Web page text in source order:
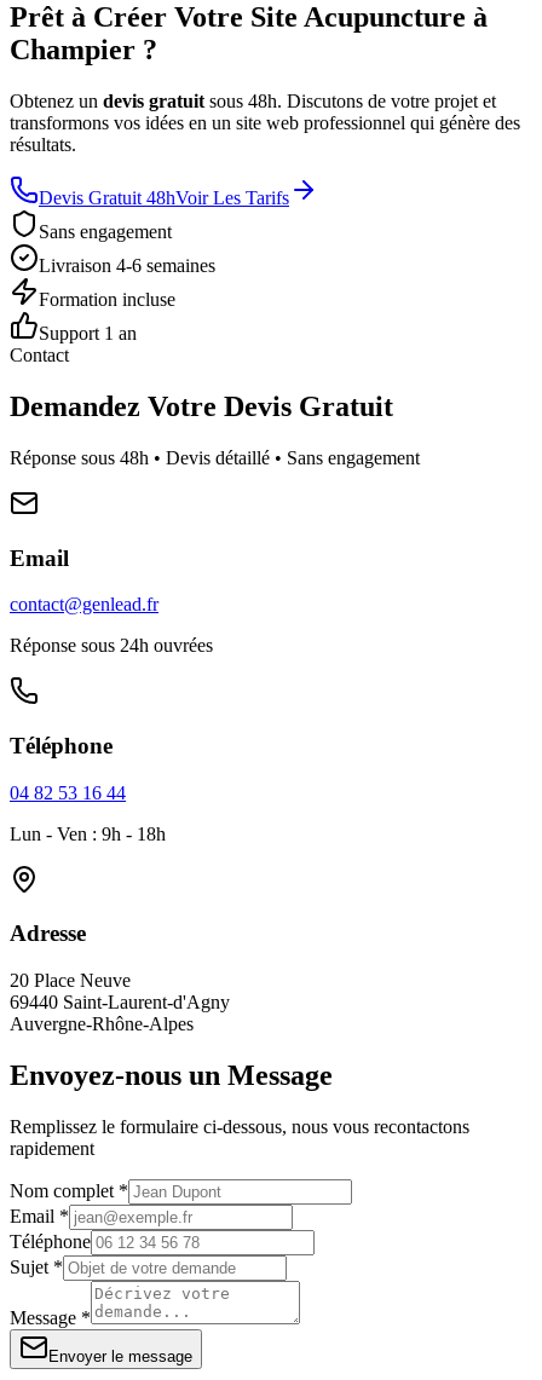
Prêt à Créer Votre Site Acupuncture à
Champier ?
Obtenez un devis gratuit sous 48h. Discutons de votre projet et
transformons vos idées en un site web professionnel qui génère des
résultats.
Devis Gratuit 48hVoir Les Tarifs
Sans engagement
Livraison 4-6 semaines
Formation incluse
Support 1 an
Contact
Demandez Votre Devis Gratuit
Réponse sous 48h • Devis détaillé • Sans engagement
Email
contact@genlead.fr
Réponse sous 24h ouvrées
Téléphone
04 82 53 16 44
Lun - Ven : 9h - 18h
Adresse
20 Place Neuve
69440 Saint-Laurent-d'Agny
Auvergne-Rhône-Alpes
Envoyez-nous un Message
Remplissez le formulaire ci-dessous, nous vous recontactons
rapidement
Nom complet *
Email *
Téléphone
Sujet *
Message *
Envoyer le message